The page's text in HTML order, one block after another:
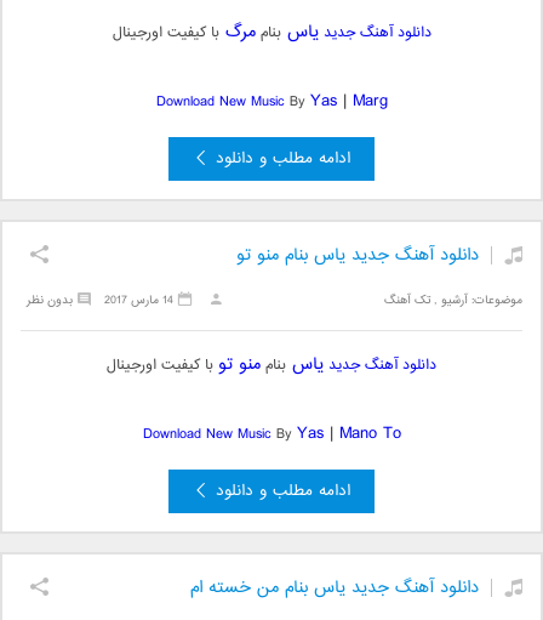
دانلود آهنگ جدید یاس بناممرگبا کیفیت اورجینال
Download New MusicByYas| Marg
ادامه مطلب و دانلود
دانلود آهنگ جدید یاس بنام منو تو
موضوعات:آرشیو ,تک آهنگ بدون نظر 14 مارس 2017
دانلود آهنگ جدید یاس بناممنو توبا کیفیت اورجینال
Download New MusicByYas| Mano To
ادامه مطلب و دانلود
دانلود آهنگ جدید یاس بنام من خسته ام